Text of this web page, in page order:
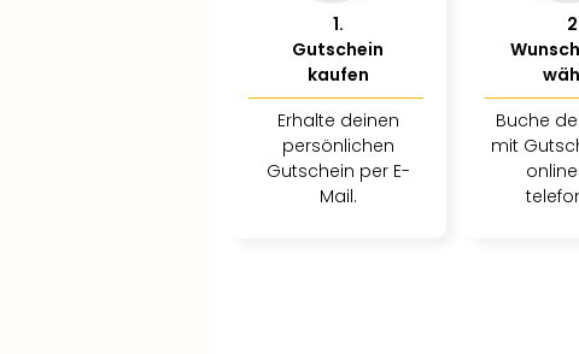
1.
Gutschein
kaufen
Erhalte deinen
persönlichen
Gutschein per E-
Mail.
2
Buche
mit